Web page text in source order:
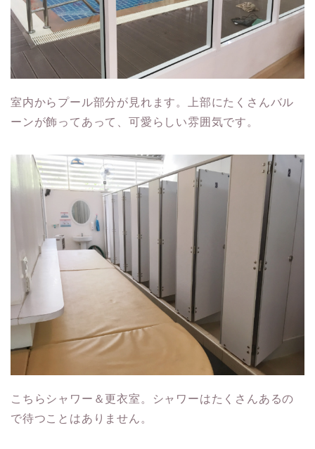
室内からプール部分が見れます。上部にたくさんバル
ーンが飾ってあって、可愛らしい雰囲気です。
こちらシャワー＆更衣室。シャワーはたくさんあるの
で待つことはありません。